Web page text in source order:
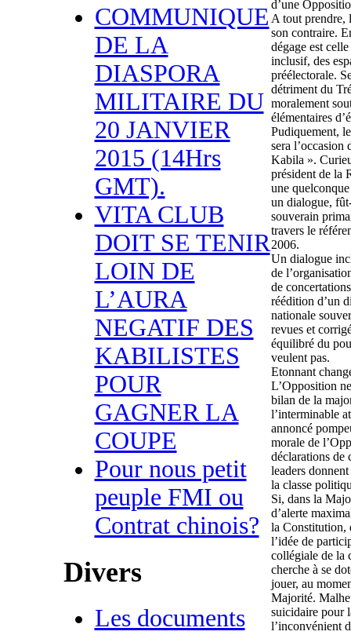
COMMUNIQUE
DE LA
DIASPORA
MILITAIRE DU
20 JANVIER
2015 (14Hrs
GMT).
VITA CLUB
DOIT SE TENIR
LOIN DE
L’AURA
NEGATIF DES
KABILISTES
POUR
GAGNER LA
COUPE
Pour nous petit
peuple FMI ou
Contrat chinois?
Divers
Les documents
d’une
A tout prendre,
son contraire.
dégage est
inclusif, des
préélectorale.
détriment du
moralement
élémentaires
Pudiquement,
sera l’occasion
Kabila ».
président de la
une
un dialogue,
souverain
travers le
2006.
Un dialogue
de
de
réédition d’un
nationale
revues et
équilibré du
veulent pas.
Etonnant
L’Opposition
bilan de la
l’interminable
annoncé
morale de
déclarations de
leaders
la classe
Si, dans la
d’alerte
la Constitution,
l’idée de
collégiale de la
cherche à se
jouer, au
Majorité.
suicidaire pour
l’inconvénient